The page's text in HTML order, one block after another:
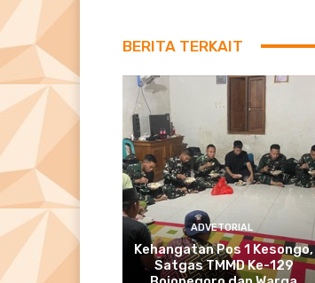
BERITA TERKAIT
ADVETORIAL
Kehangatan Pos 1 Kesongo,
Satgas TMMD Ke-129